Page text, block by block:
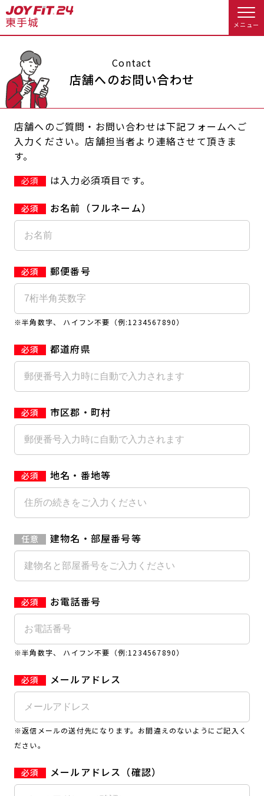
メニュー
店舗トップ
会員の方へトップ
会員様へのお知らせ
休会お手続き
アクセス 店舗情報・サービス
よくあるご質問 店舗へのお問い合わせ
入会するトップ
Appで入会手続き料金・サービス等詳しく見る
入会を悩まれている方へトップ
キャンペーン
JOYFIT24
JOYFIT+ 店舗を探す
Contact
店舗へのお問い合わせ
店舗へのご質問・お問い合わせは下記フォームへご
入力ください。店舗担当者より連絡させて頂きま
す。
必須
は入力必須項目です。
お名前（フルネーム）
郵便番号
※半角数字、 ハイフン不要（例:1234567890）
都道府県
市区郡・町村
地名・番地等
建物名・部屋番号等
お電話番号
※半角数字、 ハイフン不要（例:1234567890）
メールアドレス
※返信メールの送付先になります。お間違えのないようにご記入く
ださい。
メールアドレス（確認）